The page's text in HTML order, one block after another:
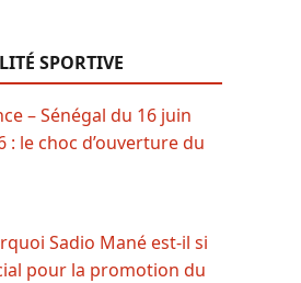
SPORTIVE
– Sénégal du 16 juin
: le choc d’ouverture du
Sadio Mané est-il si
pour la promotion du